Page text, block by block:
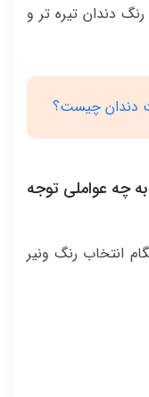
دندان تیره تر و
دندان چیست؟
چه عواملی توجه
انتخاب رنگ ونیر